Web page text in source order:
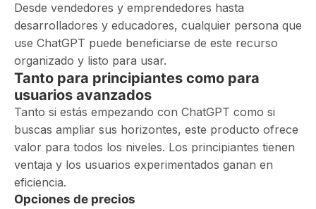
Desde vendedores y emprendedores hasta
desarrolladores y educadores, cualquier persona que
use ChatGPT puede beneficiarse de este recurso
organizado y listo para usar.
Tanto para principiantes como para
usuarios avanzados
Tanto si estás empezando con ChatGPT como si
buscas ampliar sus horizontes, este producto ofrece
valor para todos los niveles. Los principiantes tienen
ventaja y los usuarios experimentados ganan en
eficiencia.
Opciones de precios